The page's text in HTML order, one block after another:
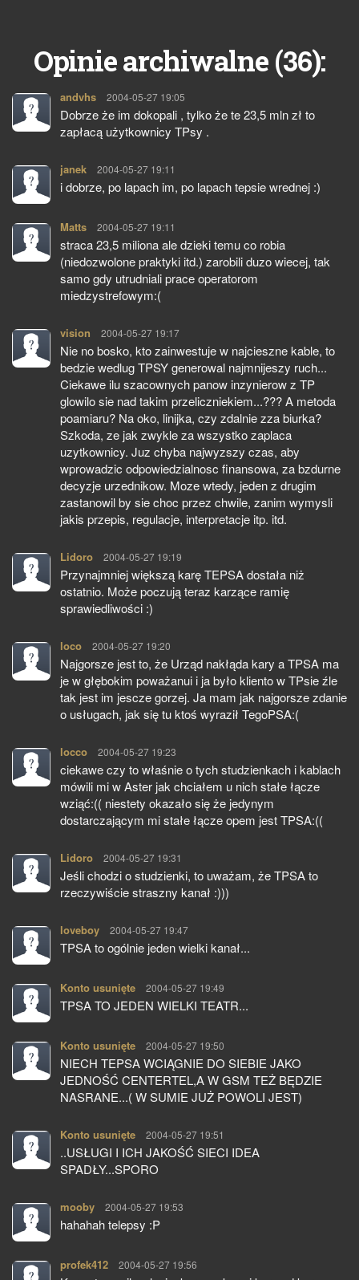
Opinie archiwalne (36):
andvhs pisze:
2004-05-27 19:05
Dobrze że im dokopali , tylko że te 23,5 mln zł to
zapłacą użytkownicy TPsy .
janek pisze:
2004-05-27 19:11
i dobrze, po lapach im, po lapach tepsie wrednej :)
Matts pisze:
2004-05-27 19:11
straca 23,5 miliona ale dzieki temu co robia
(niedozwolone praktyki itd.) zarobili duzo wiecej, tak
samo gdy utrudniali prace operatorom
miedzystrefowym:(
vision pisze:
2004-05-27 19:17
Nie no bosko, kto zainwestuje w najcieszne kable, to
bedzie wedlug TPSY generowal najmnijeszy ruch...
Ciekawe ilu szacownych panow inzynierow z TP
glowilo sie nad takim przeliczniekiem...??? A metoda
poamiaru? Na oko, linijka, czy zdalnie zza biurka?
Szkoda, ze jak zwykle za wszystko zaplaca
uzytkownicy. Juz chyba najwyzszy czas, aby
wprowadzic odpowiedzialnosc finansowa, za bzdurne
decyzje urzednikow. Moze wtedy, jeden z drugim
zastanowil by sie choc przez chwile, zanim wymysli
jakis przepis, regulacje, interpretacje itp. itd.
Lidoro pisze:
2004-05-27 19:19
Przynajmniej większą karę TEPSA dostała niż
ostatnio. Może poczują teraz karzące ramię
sprawiedliwości :)
loco pisze:
2004-05-27 19:20
Najgorsze jest to, że Urząd nakłąda kary a TPSA ma
je w głębokim poważanui i ja było kliento w TPsie źle
tak jest im jescze gorzej. Ja mam jak najgorsze zdanie
o usługach, jak się tu ktoś wyraził TegoPSA:(
locco pisze:
2004-05-27 19:23
ciekawe czy to właśnie o tych studzienkach i kablach
mówili mi w Aster jak chciałem u nich stałe łącze
wziąć:(( niestety okazało się że jedynym
dostarczającym mi stałe łącze opem jest TPSA:((
Lidoro pisze:
2004-05-27 19:31
Jeśli chodzi o studzienki, to uważam, że TPSA to
rzeczywiście straszny kanał :)))
loveboy pisze:
2004-05-27 19:47
TPSA to ogólnie jeden wielki kanał...
Konto usunięte pisze:
2004-05-27 19:49
TPSA TO JEDEN WIELKI TEATR...
Konto usunięte pisze:
2004-05-27 19:50
NIECH TEPSA WCIĄGNIE DO SIEBIE JAKO
JEDNOŚĆ CENTERTEL,A W GSM TEŻ BĘDZIE
NASRANE...( W SUMIE JUŻ POWOLI JEST)
Konto usunięte pisze:
2004-05-27 19:51
..USŁUGI I ICH JAKOŚĆ SIECI IDEA
SPADŁY...SPORO
mooby pisze:
2004-05-27 19:53
hahahah telepsy :P
profek412 pisze:
2004-05-27 19:56